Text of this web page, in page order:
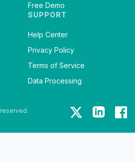
Free Demo
SUPPORT
Help Center
Privacy Policy
Terms of Service
Data Processing